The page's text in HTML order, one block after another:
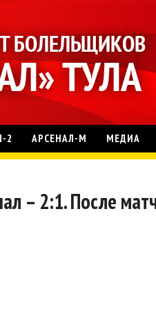
2 АРСЕНАЛ-М МЕДИА
– 2:1. После